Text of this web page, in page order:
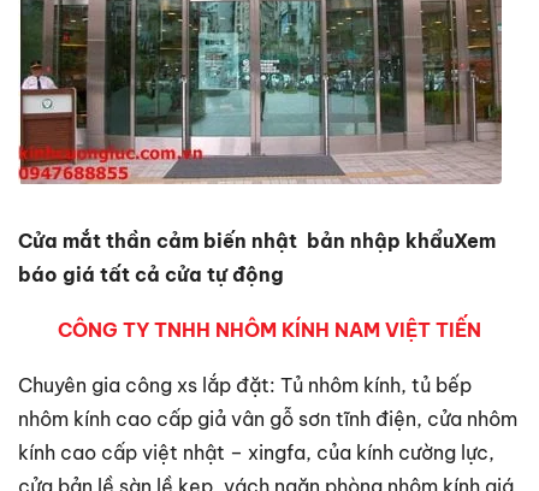
Cửa mắt thần cảm biến nhật bản nhập khẩuXem
báo giá tất cả cửa tự động
CÔNG TY TNHH NHÔM KÍNH NAM VIỆT TIẾN
Chuyên gia công xs lắp đặt: Tủ nhôm kính, tủ bếp
nhôm kính cao cấp giả vân gỗ sơn tĩnh điện, cửa nhôm
kính cao cấp việt nhật – xingfa, của kính cường lực,